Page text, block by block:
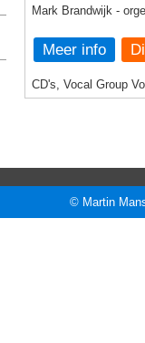
Mark Brandwijk -
Meer info
CD's, Vocal Group
© Martin